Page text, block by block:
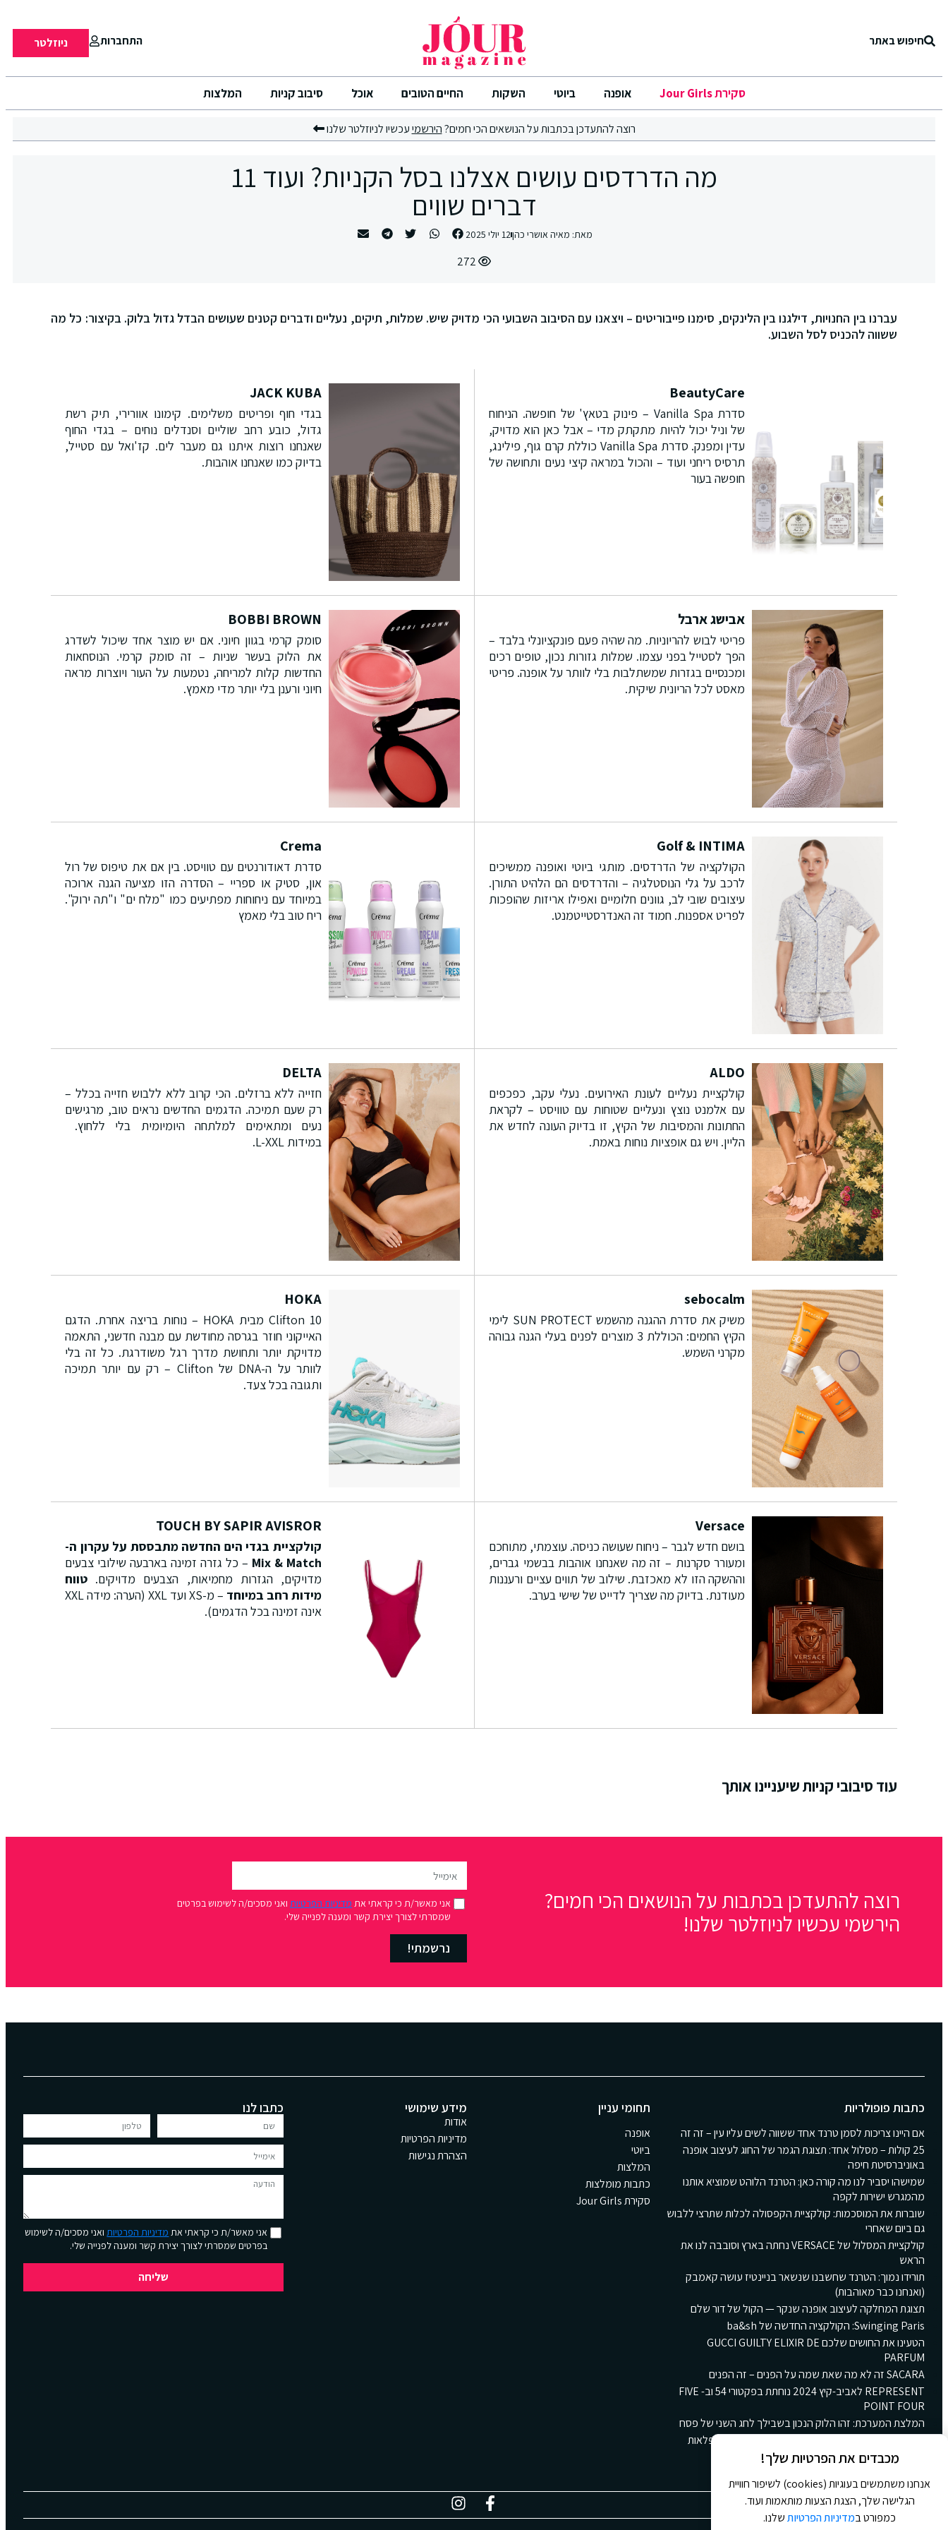
חיפוש באתר התחברות ניוזלטר
סקירת Jour Girls אופנה ביוטי השקות החיים הטובים אוכל סיבוב קניות המלצות
רוצה להתעדכן בכתבות על הנושאים הכי חמים?הירשמיעכשיו לניוזלטר שלנו
מה הדרדסים עושים אצלנו בסל הקניות? ועוד 11
דברים שווים
מאת: מאיה אושרי כהן12 יולי 2025
עברנו בין החנויות, דילגנו בין הלינקים, סימנו פייבוריטים – ויצאנו עם הסיבוב השבועי הכי מדויק שיש. שמלות, תיקים, נעליים ודברים קטנים שעושים הבדל גדול בלוק. בקיצור: כל מה
ששווה להכניס לסל השבוע.
BeautyCare
סדרת Vanilla Spa – פינוק בטאץ' של חופשה. הניחוח
של וניל יכול להיות מתקתק מדי – אבל כאן הוא מדויק,
עדין ומפנק. סדרת Vanilla Spa כוללת קרם גוף, פילינג,
תרסיס ריחני ועוד – והכול במראה קיצי נעים ותחושה של
חופשה בעור
JACK KUBA
בגדי חוף ופריטים משלימים. קימונו אוורירי, תיק רשת
גדול, כובע רחב שוליים וסנדלים נוחים – בגדי החוף
שאנחנו רוצות איתנו גם מעבר לים. קז'ואל עם סטייל,
בדיוק כמו שאנחנו אוהבות.
אבישג ארבל
פריטי לבוש להריוניות. מה שהיה פעם פונקציונלי בלבד –
הפך לסטייל בפני עצמו. שמלות גזורות נכון, טופים רכים
ומכנסיים בגזרות שמשתלבות בלי לוותר על אופנה. פריטי
מאסט לכל הריונית שיקית.
BOBBI BROWN
סומק קרמי בגוון חיוני. אם יש מוצר אחד שיכול לשדרג
את הלוק בעשר שניות – זה סומק קרמי. הנוסחאות
החדשות קלות למריחה, נטמעות על העור ויוצרות מראה
חיוני ורענן בלי יותר מדי מאמץ.
Golf & INTIMA
הקולקציה של הדרדסים. מותגי ביוטי ואופנה ממשיכים
לרכב על גלי הנוסטלגיה – והדרדסים הם הלהיט התורן.
עיצובים שובי לב, גוונים חלומיים ואפילו אריזות שהופכות
לפריט אספנות. חמוד זה האנדרסטייטמנט.
Crema
סדרת דאודורנטים עם טוויסט. בין אם את טיפוס של רול
און, סטיק או ספריי – הסדרה הזו מציעה הגנה ארוכה
במיוחד עם ניחוחות מפתיעים כמו "מלח ים" ו"תה ירוק".
ריח טוב בלי מאמץ
ALDO
קולקציית נעליים לעונת האירועים. נעלי עקב, כפכפים
עם אלמנט נוצץ ונעליים שטוחות עם טוויסט – לקראת
החתונות והמסיבות של הקיץ, זו בדיוק העונה לחדש את
הליין. ויש גם אופציות נוחות באמת.
DELTA
חזייה ללא ברזלים. הכי קרוב ללא ללבוש חזייה בכלל –
רק שעם תמיכה. הדגמים החדשים נראים טוב, מרגישים
נעים ומתאימים למלתחה היומיומית בלי ללחוץ.
במידות L-XXL.
sebocalm
משיק את סדרת ההגנה מהשמש SUN PROTECT לימי
הקיץ החמים:
הכוללת 3 מוצרים לפנים בעלי הגנה גבוהה
מקרני השמש.
HOKA
Clifton 10 מבית HOKA – נוחות בריצה אחרת. הדגם
האייקוני חוזר בגרסה מחודשת עם מבנה חדשני, התאמה
מדויקת יותר ותחושת מדרך רגל משודרגת. כל זה בלי
לוותר על ה-DNA של Clifton – רק עם יותר תמיכה
ותגובה בכל צעד.
Versace
בושם חדש לגבר – ניחוח שעושה כניסה. עוצמתי, מתוחכם
ומעורר סקרנות – זה מה שאנחנו אוהבות בבשמי גברים,
וההשקה הזו לא מאכזבת. שילוב של תווים עציים ורעננות
מעודנת. בדיוק מה שצריך לדייט של שישי בערב.
TOUCH BY SAPIR AVISROR
קולקציית בגדי הים החדשה מתבססת על עקרון ה-
Mix & Match – כל גזרה זמינה בארבעה שילובי צבעים
מדויקים, הגזרות מחמיאות, הצבעים מדויקים. טווח
מידות רחב במיוחד
– מ-XS ועד XXL (הערה: מידה XXL
אינה זמינה בכל הדגמים).
עוד סיבובי קניות שיעניינו אותך
רוצה להתעדכן בכתבות על הנושאים הכי חמים?
הירשמי עכשיו לניוזלטר שלנו!
אני מאשר/ת כי קראתי את מדיניות הפרטיות ואני מסכים/ה לשימוש בפרטים
שמסרתי לצורך יצירת קשר ומענה לפנייה שלי.
נרשמתי!
כתבות פופולריות
אם היינו צריכות לסמן טרנד אחד ששווה לשים עליו עין – זה זה
25 קולות – מסלול אחד: תצוגת הגמר של החוג לעיצוב אופנה
באוניברסיטת חיפה
שמישהו יסביר לנו מה קורה כאן: הטרנד הלוהט שמוציא אותנו
מהמגרש ישירות לקפה
שוברות את המוסכמות: קולקציית הקפסולה לכלות שתרצי ללבוש
גם ביום שאחרי
קולקציית המסלול של VERSACE נחתה בארץ וסובבה לנו את
הראש
תורידו נמוך: הטרנד שחשבנו שנשאר בניינטיז עושה קאמבק
(ואנחנו כבר מאוהבות)
תצוגת המחלקה לעיצוב אופנה שנקר — הקול של דור שלם
Swinging Paris: הקולקציה החדשה של ba&sh
הטעינו את החושים שלכם GUCCI GUILTY ELIXIR DE
PARFUM
SACARA זה לא מה שאת שמה על הפנים – זה הפנים
REPRESENT לאביב-קיץ 2024 נוחתת בפקטורי 54 וב- FIVE
POINT FOUR
המלצת המערכת: זהו הלוק הנכון בשבילך לחג השני של פסח
קולקציית הקינוחים החורפית החדשה של גולדה: ארץ פלאות
חורפית ומתוקה
תחומי עניין
אופנה
ביוטי
המלצות
כתבות מומלצות
סקירת Jour Girls
מידע שימושי
אודות
מדיניות הפרטיות
הצהרת נגישות
כתבו לנו
אני מאשר/ת כי קראתי את מדיניות הפרטיותואני מסכים/ה לשימוש
בפרטים שמסרתי לצורך יצירת קשר ומענה לפנייה שלי.
שליחה
מכבדים את הפרטיות שלך!
אנחנו משתמשים בעוגיות (cookies) לשיפור חוויית
הגלישה שלך, הצגת הצעות מותאמות ועוד.
כמפורט במדיניות הפרטיותשלנו.